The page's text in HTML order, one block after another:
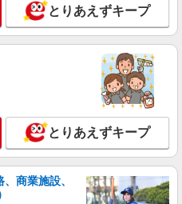
西向島町
詳細を見る
ライン作業・機械OP
費全
長洲本通または尼崎市金楽寺町
とりあえずキープ
とりあえずキープ
商業施設、